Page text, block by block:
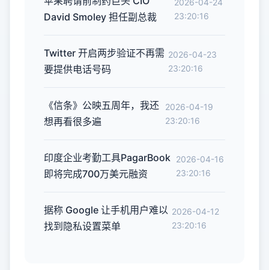
David Smoley 担任副总裁
2026-04-24
23:20:16
Twitter 开启两步验证不再需
要提供电话号码
2026-04-23
23:20:16
《信条》公映五周年，我还
想再看很多遍
2026-04-19
23:20:16
印度企业考勤工具PagarBook
即将完成700万美元融资
2026-04-16
23:20:16
据称 Google 让手机用户难以
找到隐私设置菜单
2026-04-12
23:20:16